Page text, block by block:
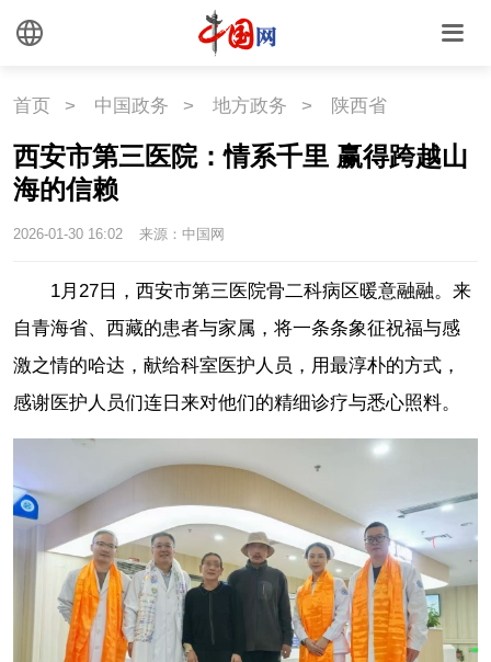
首页 > 中国政务 > 地方政务 > 陕西省
西安市第三医院：情系千里 赢得跨越山
海的信赖
2026-01-30 16:02 来源：中国网
1月27日，西安市第三医院骨二科病区暖意融融。来
自青海省、西藏的患者与家属，将一条条象征祝福与感
激之情的哈达，献给科室医护人员，用最淳朴的方式，
感谢医护人员们连日来对他们的精细诊疗与悉心照料。